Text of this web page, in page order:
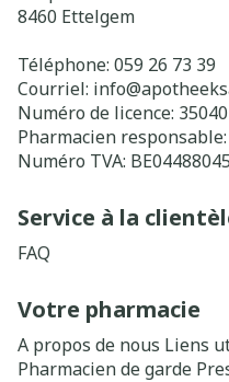
8460 Ettelgem
Téléphone: 059 26 73 39
Courriel: info@
Numéro de licence:
Pharmacien responsable:
Numéro TVA:
Service à la
FAQ
Votre pharmacie
A propos de nous Liens
Pharmacien de garde